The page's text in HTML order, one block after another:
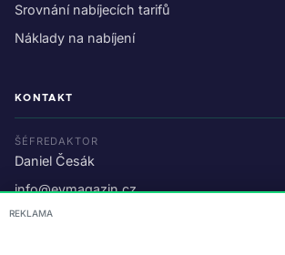
Srovnání nabíjecích tarifů
Náklady na nabíjení
KONTAKT
ŠÉFREDAKTOR
Daniel Česák
info@evmagazin.cz
O nás
REKLAMA